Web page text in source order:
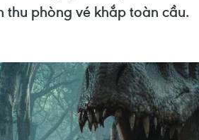
phòng vé khắp toàn cầu.